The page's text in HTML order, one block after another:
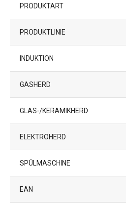
PRODUKTART
PRODUKTLINIE
INDUKTION
GASHERD
GLAS-/KERAMIKHERD
ELEKTROHERD
SPÜLMASCHINE
EAN